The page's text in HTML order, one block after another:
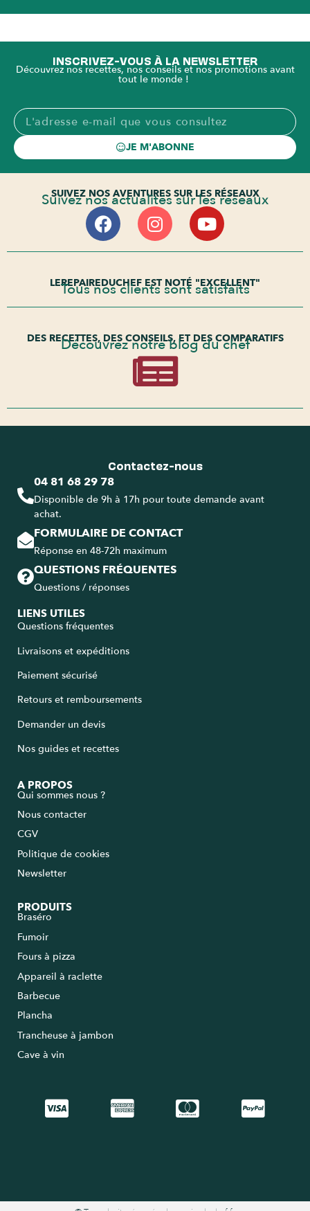
INSCRIVEZ-VOUS À LA NEWSLETTER
Découvrez nos recettes, nos conseils et nos promotions avant
tout le monde !
JE M'ABONNE
SUIVEZ NOS AVENTURES SUR LES RÉSEAUX
Suivez nos actualités sur les réseaux
LEREPAIREDUCHEF EST NOTÉ "EXCELLENT"
Tous nos clients sont satisfaits
DES RECETTES, DES CONSEILS, ET DES COMPARATIFS
Découvrez notre blog du chef
Contactez-nous
04 81 68 29 78
Disponible de 9h à 17h pour toute demande avant
achat.
FORMULAIRE DE CONTACT
Réponse en 48-72h maximum
QUESTIONS FRÉQUENTES
Questions / réponses
LIENS UTILES
Questions fréquentes
Livraisons et expéditions
Paiement sécurisé
Retours et remboursements
Demander un devis
Nos guides et recettes
A PROPOS
Qui sommes nous ?
Nous contacter
CGV
Politique de cookies
Newsletter
PRODUITS
Braséro
Fumoir
Fours à pizza
Appareil à raclette
Barbecue
Plancha
Trancheuse à jambon
Cave à vin